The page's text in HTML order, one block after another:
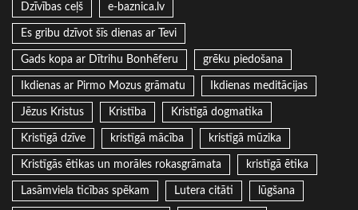
Dzīvības ceļš e-baznica.lv
Es gribu dzīvot šīs dienas ar Tevi
Gads kopa ar Dītrihu Bonhēferu grēku piedošana
Ikdienas ar Pirmo Mozus grāmatu Ikdienas meditācijas
Jēzus Kristus Kristība Kristīgā dogmatika
Kristīgā dzīve kristīgā mācība kristīgā mūzika
Kristīgās ētikas un morāles rokasgrāmata kristīgā ētika
Lasāmviela ticības spēkam Lutera citāti lūgšana